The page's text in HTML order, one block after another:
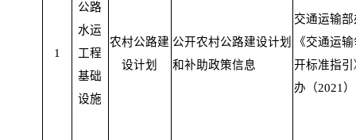
1
公路
水运
工程
基础
设施
农村公路建
设计划
公开农村公路建设计划
和补助政策信息
交通运输
《交通运
开标准指
办（2021